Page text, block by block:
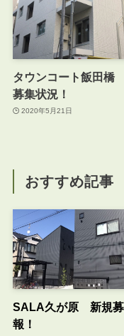
タウンコート飯田橋
募集状況！
2020年5月21日
おすすめ記事
SALA久が原 新規
報！